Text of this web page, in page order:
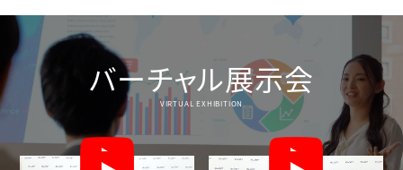
バーチャル展示会
VIRTUAL EXHIBITION